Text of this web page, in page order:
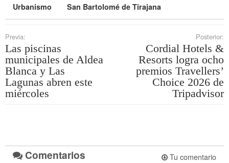
Urbanismo
San Bartolomé de Tirajana
Previa:
Las piscinas
municipales de Aldea
Blanca y Las
Lagunas abren este
miércoles
Posterior:
Cordial Hotels &
Resorts logra ocho
premios Travellers’
Choice 2026 de
Tripadvisor
Comentarios Tu comentario